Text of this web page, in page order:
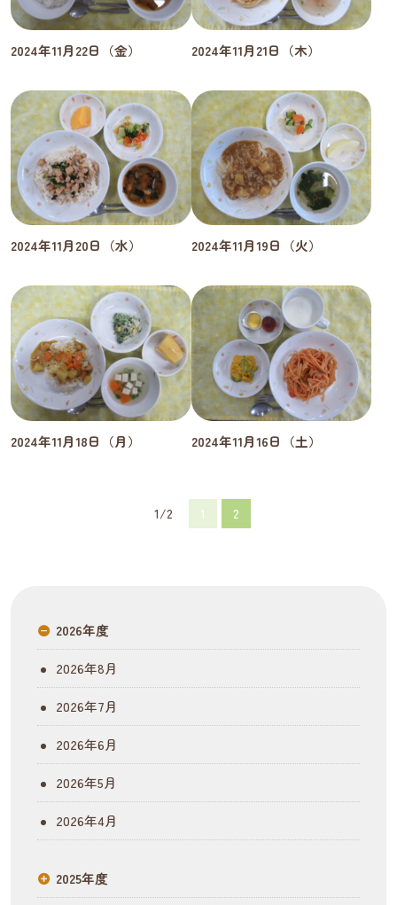
2024年11月22日（金） 2024年11月21日（木）
2024年11月20日（水） 2024年11月19日（火）
2024年11月18日（月） 2024年11月16日（土）
1/2 1 2
2026年度
2026年8月
2026年7月
2026年6月
2026年5月
2026年4月
2025年度